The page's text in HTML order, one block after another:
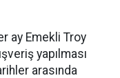
ay Emekli Troy
yapılması
arasında